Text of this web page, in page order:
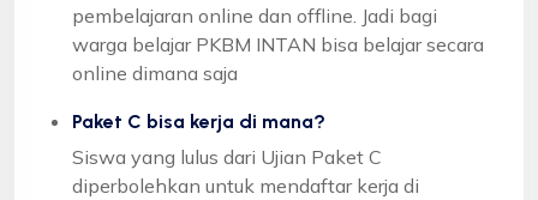
pembelajaran online dan offline. Jadi bagi
warga belajar PKBM INTAN bisa belajar secara
online dimana saja
Paket C bisa kerja di mana?
Siswa yang lulus dari Ujian Paket C
diperbolehkan untuk mendaftar kerja di